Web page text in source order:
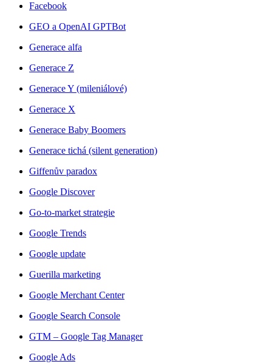
Facebook
GEO a OpenAI GPTBot
Generace alfa
Generace Z
Generace Y (mileniálové)
Generace X
Generace Baby Boomers
Generace tichá (silent generation)
Giffenův paradox
Google Discover
Go-to-market strategie
Google Trends
Google update
Guerilla marketing
Google Merchant Center
Google Search Console
GTM – Google Tag Manager
Google Ads